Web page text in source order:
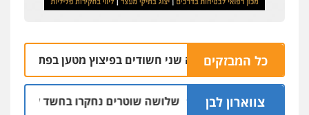
כל המבזקים
במשטרה ושחררה שני חשודים בפיצוץ מטען בפתח תקווה
צווארון לבן
05.08 | 16:14 שלושה שוטרים נחקרו בחשד למתן